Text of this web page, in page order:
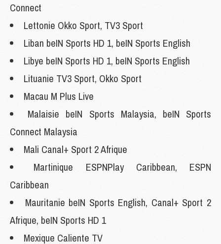
Connect
Lettonie Okko Sport, TV3 Sport
Liban beIN Sports HD 1, beIN Sports English
Libye beIN Sports HD 1, beIN Sports English
Lituanie TV3 Sport, Okko Sport
Macau M Plus Live
Malaisie beIN Sports Malaysia, beIN Sports
Connect Malaysia
Mali Canal+ Sport 2 Afrique
Martinique ESPNPlay Caribbean, ESPN
Caribbean
Mauritanie beIN Sports English, Canal+ Sport 2
Afrique, beIN Sports HD 1
Mexique Caliente TV